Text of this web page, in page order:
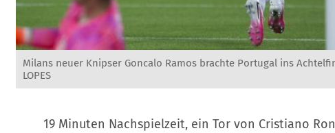
Milans neuer Knipser Goncalo Ramos brachte Portugal ins
LOPES
19 Minuten Nachspielzeit, ein Tor von Cristiano